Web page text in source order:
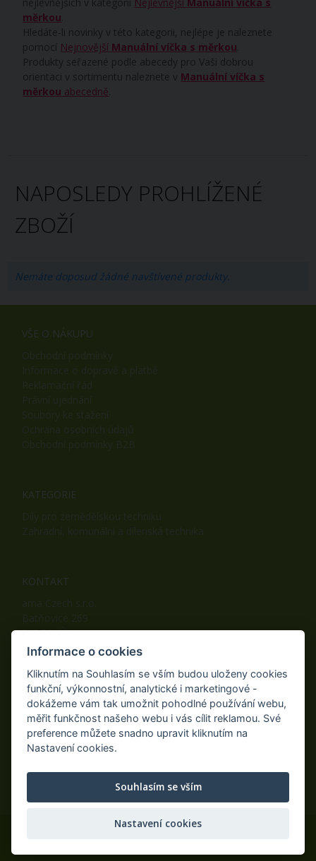
měrkou
Hledáte-li novinky v této kategorii, nejlépe je naleznete
pomocí Nejnovější Manuální víčka s měrkou
Produkty seřazené podle abecedy pro Vaši dobrou
orientaci v sortimentu naleznete v Manuální víčka s
měrkou abecedně
NAPOSLEDY PROHLÍŽENÉ
ZBOŽÍ
Nemáte doposud žádné navštívené produkty.
VŠE O NÁKUPU
KATEGORIE
KONTAKT
542 32, Úpice
Telefon: +420 498 100 050
Fax: +420 498 100 051
E-mail:info@ama-zahrada.cz
Web:www.ama-zahrada.cz
NAJDETE NÁS TAKÉ NA:
Informace o cookies
Kliknutím na Souhlasím se vším budou uloženy cookies
funkční, výkonnostní, analytické i marketingové -
dokážeme vám tak umožnit pohodlné používání webu,
měřit funkčnost našeho webu i vás cílit reklamou. Své
preference můžete snadno upravit kliknutím na
Nastavení cookies.
Souhlasím se vším
Nastavení cookies